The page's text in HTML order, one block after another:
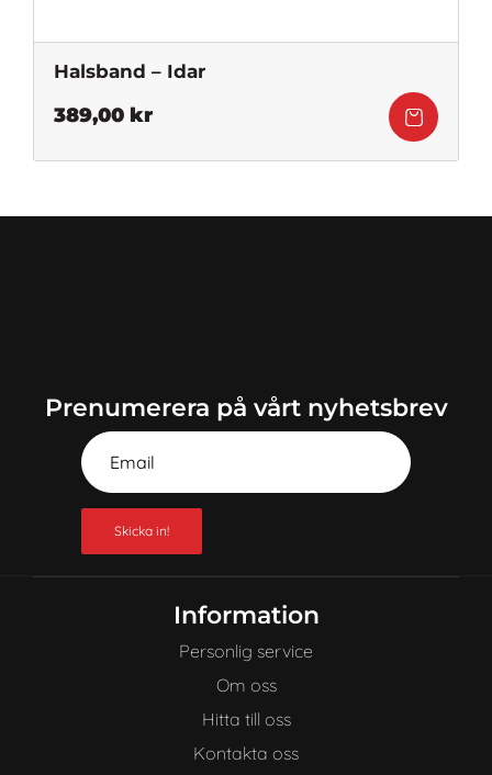
Halsband – Idar
389,00 kr
Prenumerera på vårt nyhetsbrev
Skicka in!
Information
Personlig service
Om oss
Hitta till oss
Kontakta oss